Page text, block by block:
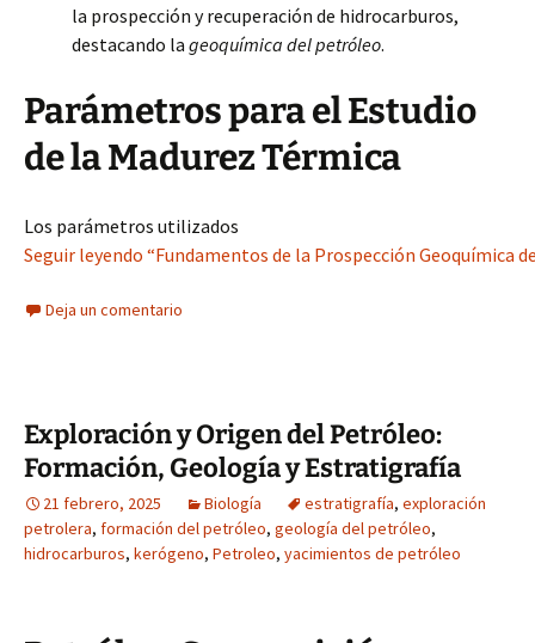
la prospección y recuperación de hidrocarburos,
destacando la geoquímica del petróleo.
Parámetros para el Estudio
de la Madurez Térmica
Los parámetros utilizados
Seguir leyendo “Fundamentos de la Prospección Geoquímica
Deja un comentario
Exploración y Origen del Petróleo:
Formación, Geología y Estratigrafía
21 febrero, 2025 Biología estratigrafía, exploración
petrolera, formación del petróleo, geología del petróleo,
hidrocarburos, kerógeno, Petroleo, yacimientos de petróleo